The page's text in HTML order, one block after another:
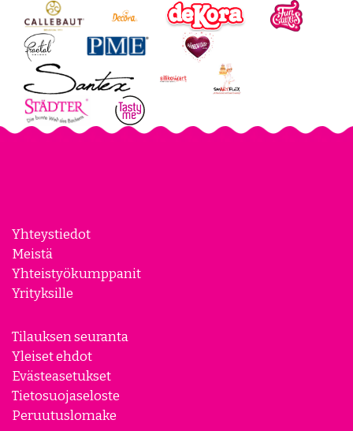
Yhteystiedot
Meistä
Yhteistyökumppanit
Yrityksille
Tilauksen seuranta
Yleiset ehdot
Evästeasetukset
Tietosuojaseloste
Peruutuslomake